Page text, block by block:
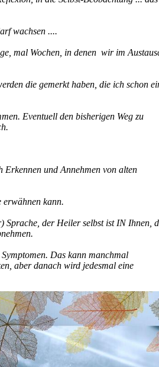
wachsen ....
mal Wochen, in denen wir im
die gemerkt haben, die ich schon
Eventuell den bisherigen Weg zu
Erkennen und Annehmen von alten
erwähnen kann.
Sprache, der Heiler selbst ist IN Ihnen,
Das kann manchmal
aber danach wird jedesmal eine